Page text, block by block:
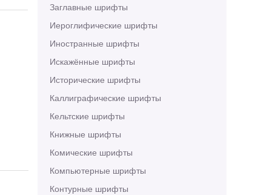
Заглавные шрифты
Иероглифические шрифты
Иностранные шрифты
Искажённые шрифты
Исторические шрифты
Каллиграфические шрифты
Кельтские шрифты
Книжные шрифты
Комические шрифты
Компьютерные шрифты
Контурные шрифты